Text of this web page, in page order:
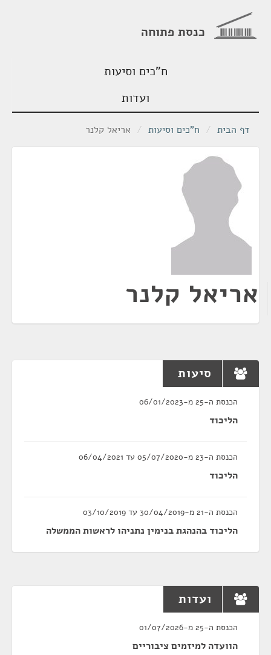
כנסת פתוחה
ח"כים וסיעות
ועדות
דף הבית / ח"כים וסיעות / אריאל קלנר
אריאל קלנר
סיעות
הכנסת ה-25 מ-06/01/2023
הליכוד
הכנסת ה-23 מ-05/07/2020 עד 06/04/2021
הליכוד
הכנסת ה-21 מ-30/04/2019 עד 03/10/2019
הליכוד בהנהגת בנימין נתניהו לראשות הממשלה
ועדות
הכנסת ה-25 מ-01/07/2026
הוועדה למיזמים ציבוריים